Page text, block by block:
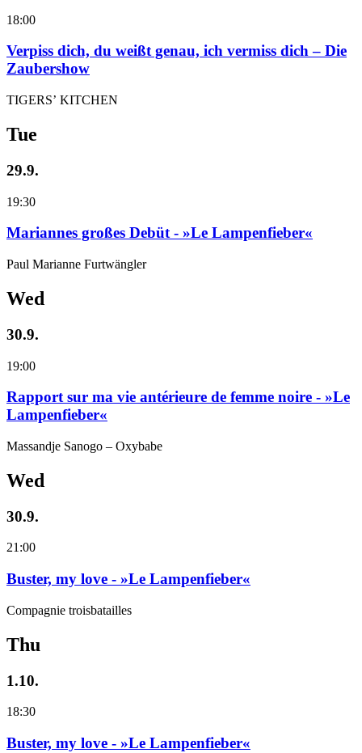
18:00
Verpiss dich, du weißt genau, ich vermiss dich – Die
Zaubershow
TIGERS’ KITCHEN
Tue
29.9.
19:30
Mariannes großes Debüt - »Le Lampenfieber«
Paul Marianne Furtwängler
Wed
30.9.
19:00
Rapport sur ma vie antérieure de femme noire - »Le
Lampenfieber«
Massandje Sanogo – Oxybabe
Wed
30.9.
21:00
Buster, my love - »Le Lampenfieber«
Compagnie troisbatailles
Thu
1.10.
18:30
Buster, my love - »Le Lampenfieber«